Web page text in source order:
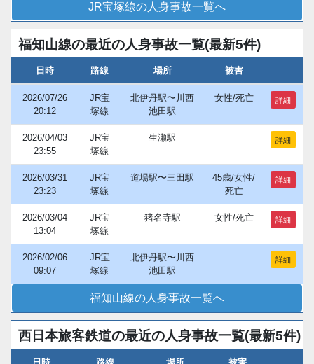
JR宝塚線の人身事故一覧へ
福知山線の最近の人身事故一覧(最新5件)
日時 路線 場所 被害
2026/07/26
20:12
JR宝
塚線
北伊丹駅〜川西
池田駅
女性/死亡 詳細
2026/04/03
23:55
JR宝
塚線
生瀬駅 詳細
2026/03/31
23:23
JR宝
塚線
道場駅〜三田駅
45歳/女性/
死亡
詳細
2026/03/04
13:04
JR宝
塚線
猪名寺駅 女性/死亡 詳細
2026/02/06
09:07
JR宝
塚線
北伊丹駅〜川西
池田駅
詳細
福知山線の人身事故一覧へ
西日本旅客鉄道の最近の人身事故一覧(最新5件)